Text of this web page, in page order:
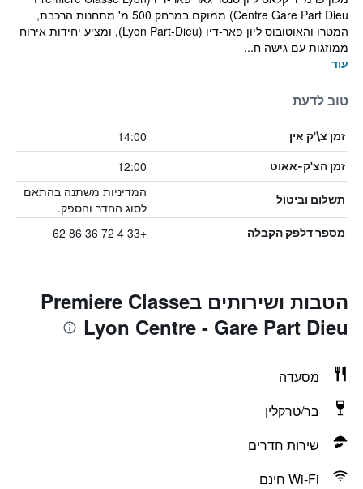
Centre Gare Part Dieu) ממוקם במרחק 500 מ' מתחנות הרכבת,
המטרו והאוטובוס ליון פאר-דיו (Lyon Part-Dieu), ומציע יחידות אירוח
ממוזגות עם גישה ח...
עוד
טוב לדעת
זמן צ\'ק אין 14:00
זמן הצ'ק-אאוט 12:00
תשלום וביטול
המדיניות משתנה בהתאם
לסוג החדר והספק.
מספר דלפק הקבלה +33 4 72 36 86 62
הטבות ושירותים בPremiere Classe
Lyon Centre - Gare Part Dieu
מסעדה
בר/טרקלין
שירות חדרים
Wi-Fi חינם